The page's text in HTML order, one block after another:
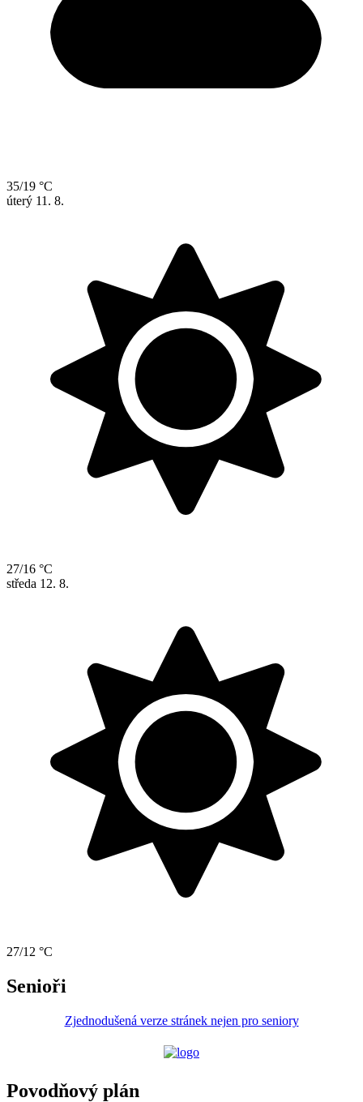
35/19 °C
úterý 11. 8.
27/16 °C
středa 12. 8.
27/12 °C
Senioři
Zjednodušená verze stránek nejen pro seniory
Povodňový plán